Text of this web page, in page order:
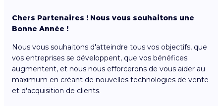
Chers Partenaires ! Nous vous souhaitons une
Bonne Année !
Nous vous souhaitons d'atteindre tous vos objectifs, que
vos entreprises se développent, que vos bénéfices
augmentent, et nous nous efforcerons de vous aider au
maximum en créant de nouvelles technologies de vente
et d'acquisition de clients.